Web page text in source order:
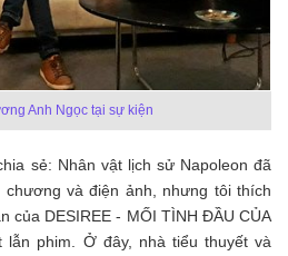
Anh Ngọc tại sự kiện
sẻ: Nhân vật lịch sử Napoleon đã
và điện ảnh, nhưng tôi thích
của DESIREE - MỐI TÌNH ĐẦU CỦA
lẫn phim. Ở đây, nhà tiểu thuyết và